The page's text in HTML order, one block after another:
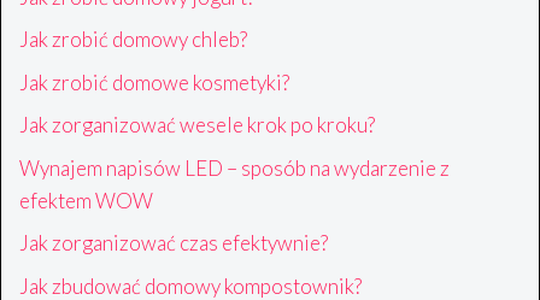
Jak zrobić domowy chleb?
Jak zrobić domowe kosmetyki?
Jak zorganizować wesele krok po kroku?
Wynajem napisów LED – sposób na wydarzenie z
efektem WOW
Jak zorganizować czas efektywnie?
Jak zbudować domowy kompostownik?